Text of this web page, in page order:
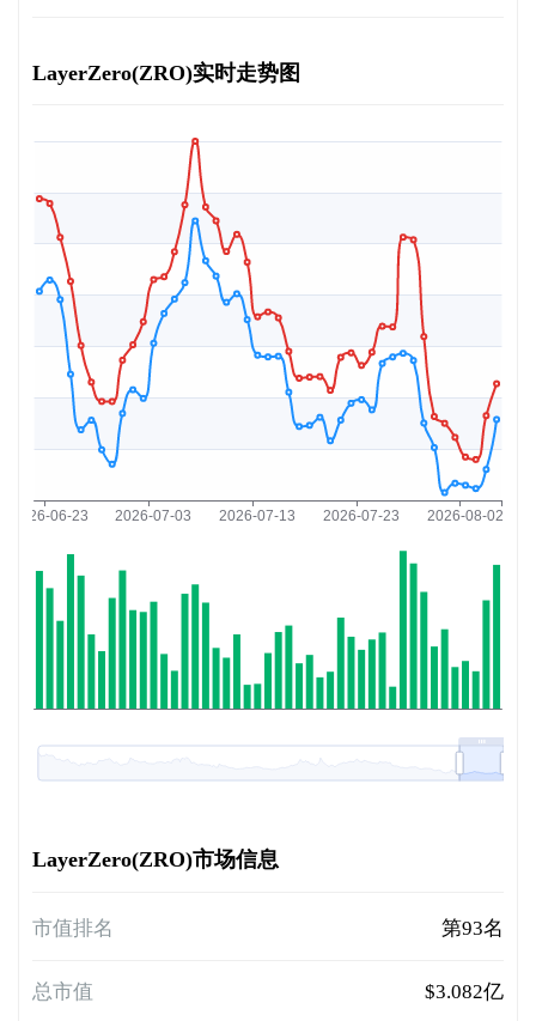
LayerZero(ZRO)实时走势图
LayerZero(ZRO)市场信息
市值排名 第93名
总市值 $3.082亿